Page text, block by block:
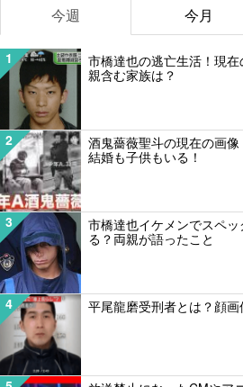
今週 今月
1
市橋達也の逃亡生活！現
親含む家族は？
2
酒鬼薔薇聖斗の現在の画
結婚も子供もいる！
3
市橋達也イケメンでスペ
る？両親が語ったこと
4 平尾龍磨受刑者とは？顔画